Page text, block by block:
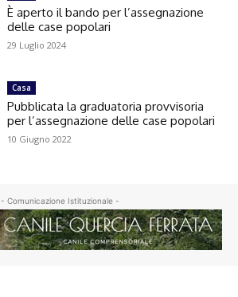
È aperto il bando per l’assegnazione
delle case popolari
29 Luglio 2024
Casa
Pubblicata la graduatoria provvisoria
per l’assegnazione delle case popolari
10 Giugno 2022
- Comunicazione Istituzionale -